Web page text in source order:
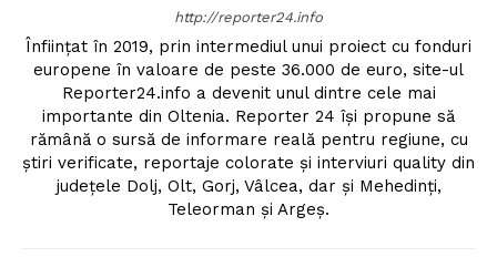
http://reporter24.info
Înfiinţat în 2019, prin intermediul unui proiect cu fonduri
europene în valoare de peste 36.000 de euro, site-ul
Reporter24.info a devenit unul dintre cele mai
importante din Oltenia. Reporter 24 îşi propune să
rămână o sursă de informare reală pentru regiune, cu
ştiri verificate, reportaje colorate şi interviuri quality din
judeţele Dolj, Olt, Gorj, Vâlcea, dar şi Mehedinţi,
Teleorman şi Argeş.